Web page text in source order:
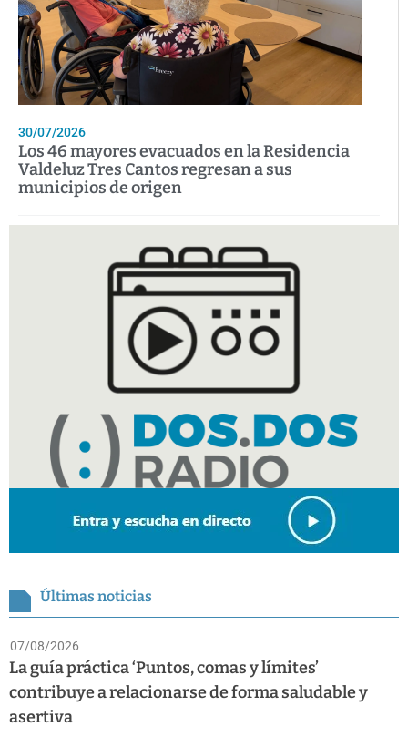
30/07/2026
Los 46 mayores evacuados en la Residencia
Valdeluz Tres Cantos regresan a sus
municipios de origen
Últimas noticias
07/08/2026
La guía práctica ‘Puntos, comas y límites’
contribuye a relacionarse de forma saludable y
asertiva